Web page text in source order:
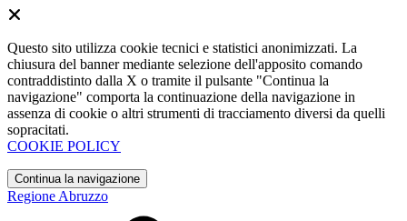
Questo sito utilizza cookie tecnici e statistici anonimizzati. La
chiusura del banner mediante selezione dell'apposito comando
contraddistinto dalla X o tramite il pulsante "Continua la
navigazione" comporta la continuazione della navigazione in
assenza di cookie o altri strumenti di tracciamento diversi da quelli
sopracitati.
COOKIE POLICY
Continua la navigazione
Regione Abruzzo